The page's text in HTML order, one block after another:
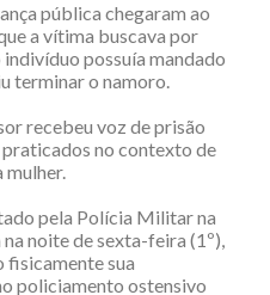
pública chegaram ao
a vítima buscava por
possuía mandado
terminar o namoro.
recebeu voz de prisão
no contexto de
mulher.
pela Polícia Militar na
noite de sexta-feira (1º),
fisicamente sua
policiamento ostensivo